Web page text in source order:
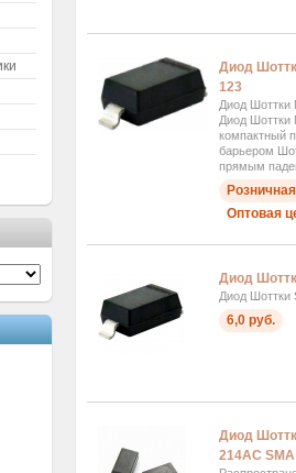
Диод
123
Диод Шоттки
Диод
компактный
барьером
прямым
Оптовая
Диод
Диод Шоттки
6,0 руб.
Диод
214AC SMA